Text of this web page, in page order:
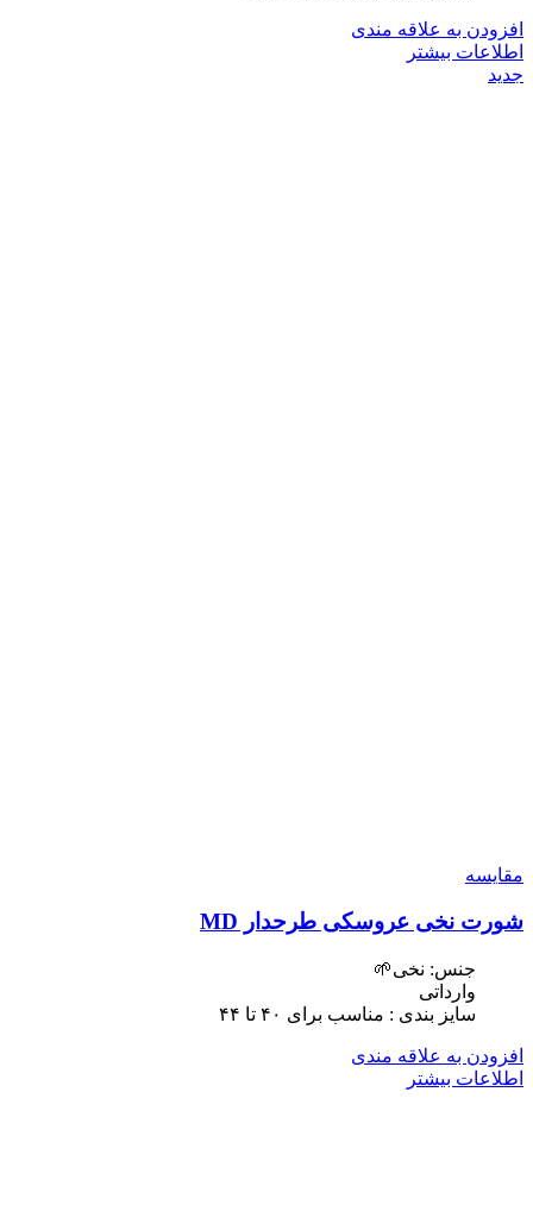
افزودن به علاقه مندی
اطلاعات بیشتر
جدید
مقایسه
شورت نخی عروسکی طرحدار MD
جنس: نخی🌱
وارداتی
سایز بندی : مناسب برای ۴٠ تا ۴۴
افزودن به علاقه مندی
اطلاعات بیشتر